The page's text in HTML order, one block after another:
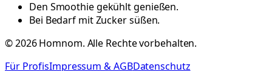
Den Smoothie gekühlt genießen.
Bei Bedarf mit Zucker süßen.
©2026Homnom. Alle Rechte vorbehalten.
Für ProfisImpressum & AGBDatenschutz